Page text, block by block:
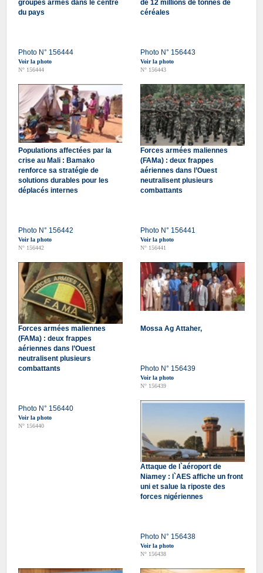
groupes armés dans le centre
du pays
Photo N° 156444
Voir la photo
N° 156444
de 12 millions de tonnes de
céréales
Photo N° 156443
Voir la photo
N° 156443
Populations affectées par la
crise au Mali : Bamako
renforce sa stratégie de
solutions durables pour les
déplacés internes
Photo N° 156442
Voir la photo
N° 156442
Forces armées maliennes
(FAMa) : deux frappes
aériennes dans l’Ouest
neutralisent plusieurs
combattants
Photo N° 156441
Voir la photo
N° 156441
Forces armées maliennes
(FAMa) : deux frappes
aériennes dans l’Ouest
neutralisent plusieurs
combattants
Photo N° 156440
Voir la photo
N° 156440
Mossa Ag Attaher,
Photo N° 156439
Voir la photo
N° 156439
Attaque de l`aéroport de
Niamey : l`AES affiche un front
uni et salue la riposte des
forces nigériennes
Photo N° 156438
Voir la photo
N° 156438